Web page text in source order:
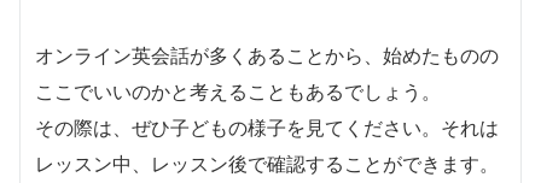
オンライン英会話が多くあることから、始めたものの
ここでいいのかと考えることもあるでしょう。
その際は、ぜひ子どもの様子を見てください。それは
レッスン中、レッスン後で確認することができます。